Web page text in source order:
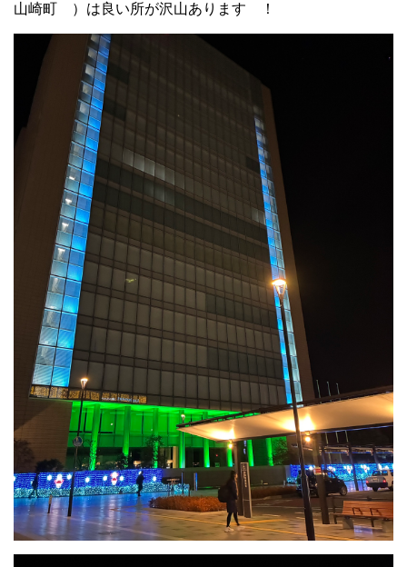
山崎町 ）は良い所が沢山あります ！